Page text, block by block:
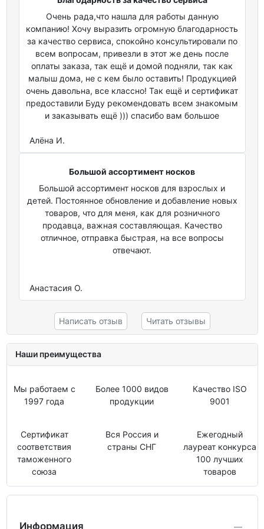
Очень рада,что нашла для работы данную
компанию! Хочу выразить огромную благодарность
за качество сервиса, спокойно консультировали по
всем вопросам, привезли в этот же день после
оплаты заказа, так ещё и домой подняли, так как
малыш дома, не с кем было оставить! Продукцией
очень давольна, все классно! Так ещё и сертификат
предоставили Буду рекомендовать всем знакомым
и заказывать ещё ))) спасибо вам большое
Алёна И.
Большой ассортимент носков
Большой ассортимент носков для взрослых и
детей. Постоянное обновление и добавление новых
товаров, что для меня, как для розничного
продавца, важная составляющая. Качество
отличное, отправка быстрая, на все вопросы
отвечают.
Анастасия О.
Написать отзыв Читать отзывы
Наши преимущества
Мы работаем с
1997 года
Более 1000 видов
продукции
Качество ISO
9001
Сертификат
соответствия
таможенного
союза
Вся Россия и
страны СНГ
Ежегодный
лауреат конкурса
100 лучших
товаров
Информация